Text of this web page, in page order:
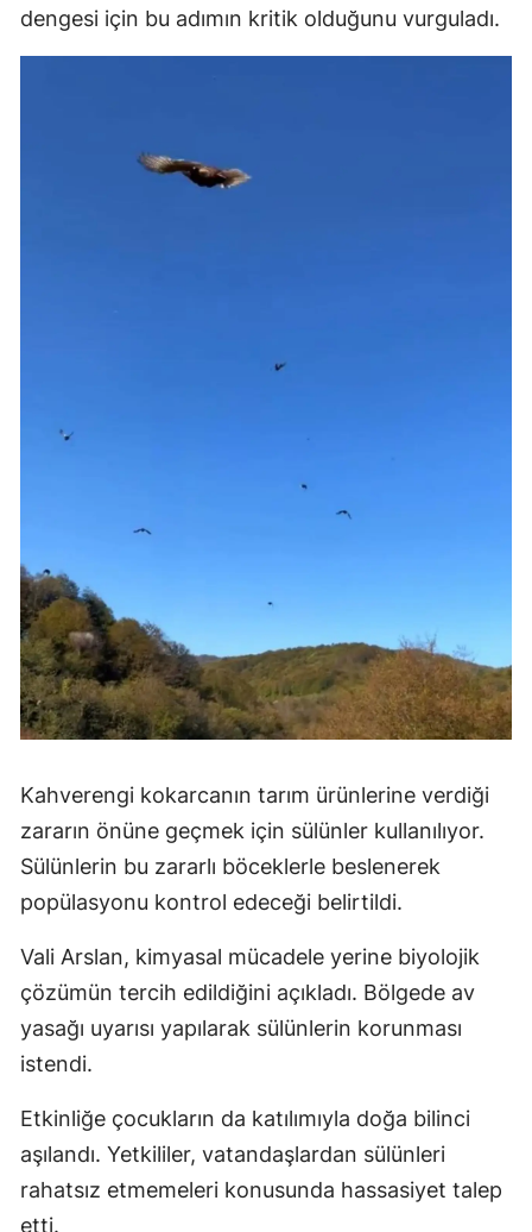
dengesi için bu adımın kritik olduğunu vurguladı.
Kahverengi kokarcanın tarım ürünlerine verdiği
zararın önüne geçmek için sülünler kullanılıyor.
Sülünlerin bu zararlı böceklerle beslenerek
popülasyonu kontrol edeceği belirtildi.
Vali Arslan, kimyasal mücadele yerine biyolojik
çözümün tercih edildiğini açıkladı. Bölgede av
yasağı uyarısı yapılarak sülünlerin korunması
istendi.
Etkinliğe çocukların da katılımıyla doğa bilinci
aşılandı. Yetkililer, vatandaşlardan sülünleri
rahatsız etmemeleri konusunda hassasiyet talep
etti.